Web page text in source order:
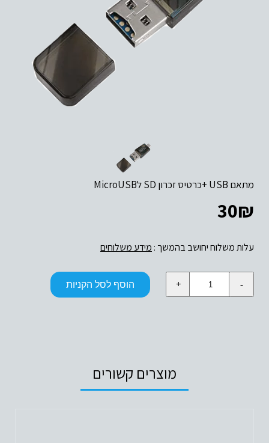
מתאם USB +כרטיס זכרון SD לMicroUSB
30₪
עלות משלוח יחושב בהמשך : מידע משלוחים
כמות
הוסף לסל הקניות
מוצרים קשורים